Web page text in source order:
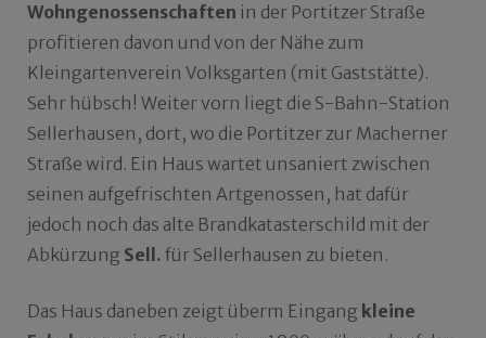
Wohngenossenschaften in der Portitzer Straße
profitieren davon und von der Nähe zum
Kleingartenverein Volksgarten (mit Gaststätte).
Sehr hübsch! Weiter vorn liegt die S-Bahn-Station
Sellerhausen, dort, wo die Portitzer zur Macherner
Straße wird. Ein Haus wartet unsaniert zwischen
seinen aufgefrischten Artgenossen, hat dafür
jedoch noch das alte Brandkatasterschild mit der
Abkürzung Sell. für Sellerhausen zu bieten.
Das Haus daneben zeigt überm Eingang kleine